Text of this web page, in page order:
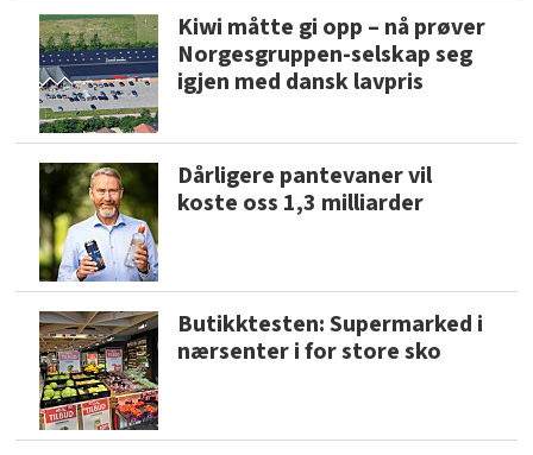
Kiwi måtte gi opp – nå prøver
Norgesgruppen-selskap seg
igjen med dansk lavpris
Dårligere pantevaner vil
koste oss 1,3 milliarder
Butikktesten: Supermarked i
nærsenter i for store sko